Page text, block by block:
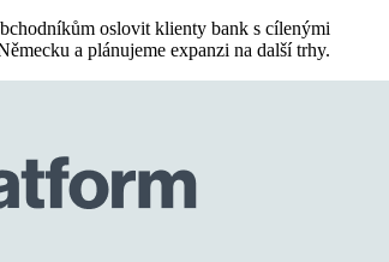
oslovit klienty bank s cílenými
a plánujeme expanzi na další trhy.